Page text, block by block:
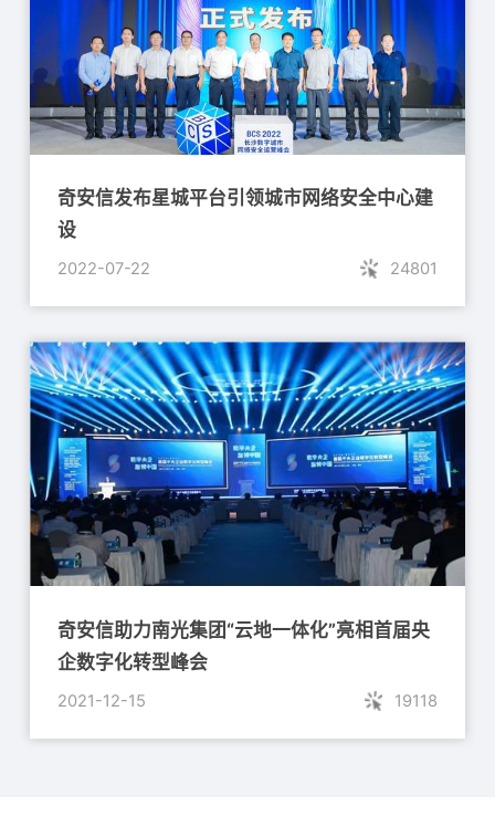
奇安信发布星城平台引领城市网络安全中心建
设
2022-07-22 24801
奇安信助力南光集团“云地一体化”亮相首届央
企数字化转型峰会
2021-12-15 19118